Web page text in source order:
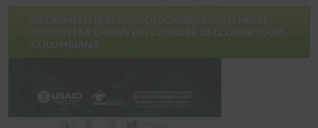
ECOSISTEMI CHIAVE DEI CARAIBI E DELL'ORINOQUIA
COLOMBIANA